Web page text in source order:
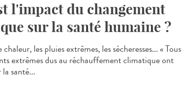
l'impact du changement
sur la santé humaine ?
chaleur, les pluies extrêmes, les sécheresses... « Tous
extrêmes dus au réchauffement climatique ont
santé...